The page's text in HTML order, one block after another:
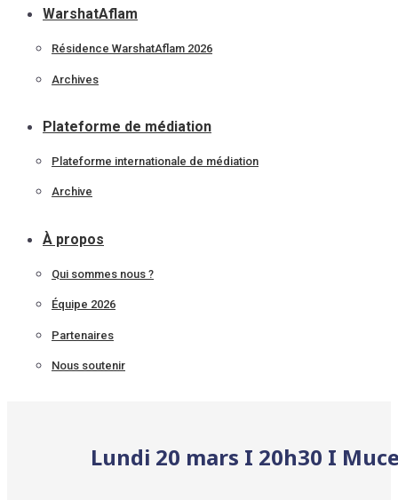
WarshatAflam
Résidence WarshatAflam 2026
Archives
Plateforme de médiation
Plateforme internationale de médiation
Archive
À propos
Qui sommes nous ?
Équipe 2026
Partenaires
Nous soutenir
Lundi 20 mars I 20h30 I